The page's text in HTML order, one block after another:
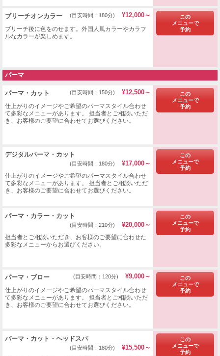
ブリーチオンカラー (目安時間：180分) ¥12,000～
ブリーチ後に色をのせます。外国人風カラーやカラフ
ルなカラーが楽しめます。
この
メニューで
予約
パーマ
パーマ・カット (目安時間：150分) ¥12,500～
仕上がりのイメージやご希望のパーマスタイル合わせ
て多彩なメニューがあります。 担当者とご相談いただ
き、お客様のご要望に合わせてお選びください。
この
メニューで
予約
​デジタルパーマ・カット
(目安時間：180分) ¥17,000～
仕上がりのイメージやご希望のパーマスタイル合わせ
て多彩なメニューがあります。 担当者とご相談いただ
き、お客様のご要望に合わせてお選びください。
この
メニューで
予約
パーマ・カラー・カット
(目安時間：210分) ¥20,000～
担当者とご相談いただき、お客様のご要望に合わせた
多彩なメニューからお選びください。
この
メニューで
予約
​パーマ・ブロー (目安時間：120分) ¥9,000～
仕上がりのイメージやご希望のパーマスタイル合わせ
て多彩なメニューがあります。 担当者とご相談いただ
き、お客様のご要望に合わせてお選びください。
この
メニューで
予約
パーマ・カット・ヘッドスパ
(目安時間：180分) ¥15,500～
この
メニューで
予約